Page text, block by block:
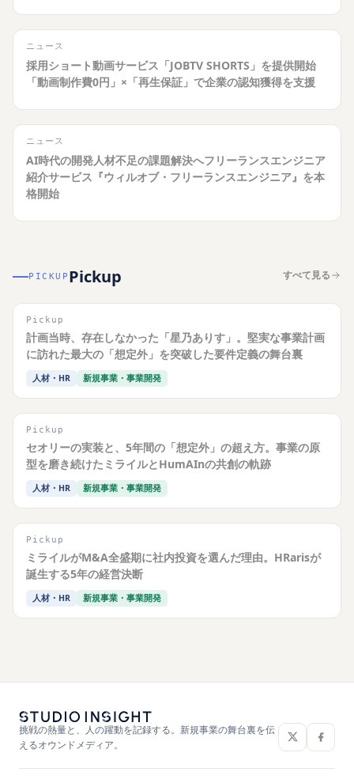
ニュース
採用ショート動画サービス「JOBTV SHORTS」を提供開始
「動画制作費0円」×「再生保証」で企業の認知獲得を支援
ニュース
AI時代の開発人材不足の課題解決へフリーランスエンジニア
紹介サービス『ウィルオブ・フリーランスエンジニア』を本
格開始
PICKUP Pickup すべて見る
Pickup
計画当時、存在しなかった「星乃ありす」。堅実な事業計画
に訪れた最大の「想定外」を突破した要件定義の舞台裏
人材・HR 新規事業・事業開発
Pickup
セオリーの実装と、5年間の「想定外」の超え方。事業の原
型を磨き続けたミライルとHumAInの共創の軌跡
人材・HR 新規事業・事業開発
Pickup
ミライルがM&A全盛期に社内投資を選んだ理由。HRarisが
誕生する5年の経営決断
人材・HR 新規事業・事業開発
挑戦の熱量と、人の躍動を記録する。新規事業の舞台裏を伝
えるオウンドメディア。